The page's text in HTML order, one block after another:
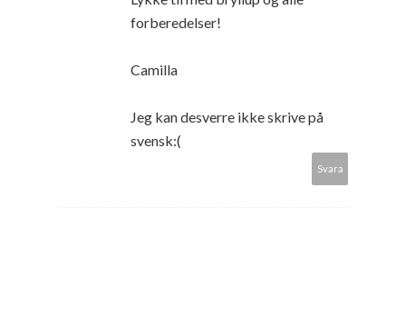
forberedelser!
Camilla
Jeg kan desverre ikke skrive på
svensk:(
Svara